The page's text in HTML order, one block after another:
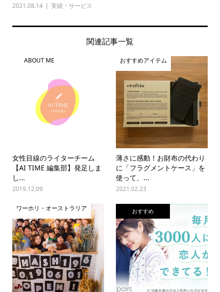
2021.08.14 実績・サービス
関連記事一覧
ABOUT ME
女性目線のライターチーム
【AI TIME 編集部】発足しま
し...
2019.12.09
おすすめアイテム
薄さに感動！お財布の代わり
に「フラグメントケース」を
使って、...
2021.02.23
ワーホリ・オーストラリア おすすめ